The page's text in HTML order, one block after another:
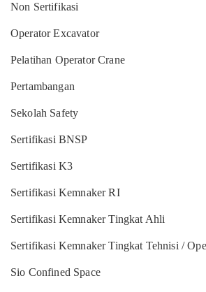
Non Sertifikasi
Operator Excavator
Pelatihan Operator Crane
Pertambangan
Sekolah Safety
Sertifikasi BNSP
Sertifikasi K3
Sertifikasi Kemnaker RI
Sertifikasi Kemnaker Tingkat Ahli
Sertifikasi Kemnaker Tingkat Tehnisi /
Sio Confined Space